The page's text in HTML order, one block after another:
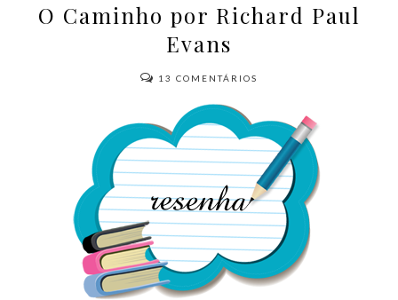
O Caminho por Richard Paul
Evans
13 COMENTÁRIOS